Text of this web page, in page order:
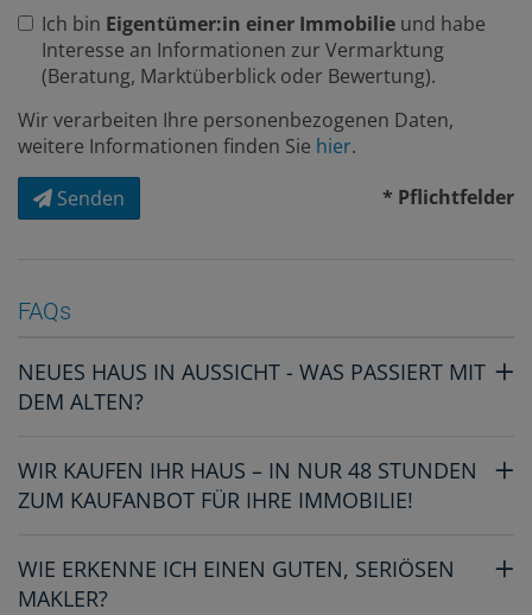
Ich bin Eigentümer:in einer Immobilie und habe
Interesse an Informationen zur Vermarktung
(Beratung, Marktüberblick oder Bewertung).
Wir verarbeiten Ihre personenbezogenen Daten,
weitere Informationen finden Sie hier.
Senden
* Pflichtfelder
FAQs
NEUES HAUS IN AUSSICHT - WAS PASSIERT MIT
DEM ALTEN?
WIR KAUFEN IHR HAUS – IN NUR 48 STUNDEN
ZUM KAUFANBOT FÜR IHRE IMMOBILIE!
WIE ERKENNE ICH EINEN GUTEN, SERIÖSEN
MAKLER?